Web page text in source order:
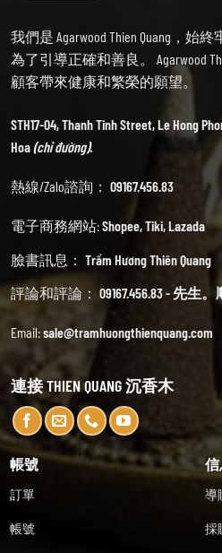
我們是 Agarwood Thien Quang，
為了引導正確和善良。 Agarwood
顧客帶來健康和繁榮的願望。
STH17-04, Thanh Tinh Street, Le Hong
Hoa(chỉ đường).
熱線/Zalo諮詢： 09167.456.83
電子商務網站:Shopee,Tiki,Lazada
臉書訊息： Trầm Hương Thiên Quang
評論和評論： 09167.456.83 - 先生。
Email:sale@tramhuongthienquang.com
連接 THIEN QUANG 沉香木
帳號
訂單
帳號
導
採